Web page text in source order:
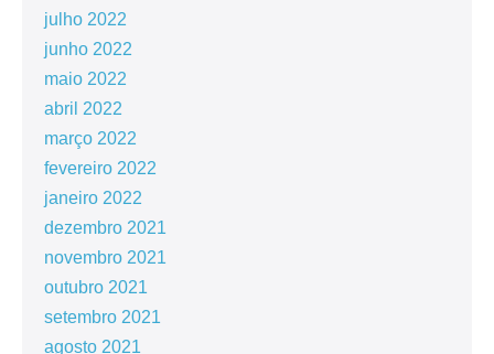
julho 2022
junho 2022
maio 2022
abril 2022
março 2022
fevereiro 2022
janeiro 2022
dezembro 2021
novembro 2021
outubro 2021
setembro 2021
agosto 2021